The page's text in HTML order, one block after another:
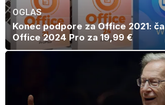
OGLAS
Konec podpore za Office 2021:
Office 2024 Pro za 19,99 €